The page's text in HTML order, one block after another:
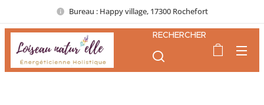
Bureau : Happy village, 17300 Rochefort
RECHERCHER